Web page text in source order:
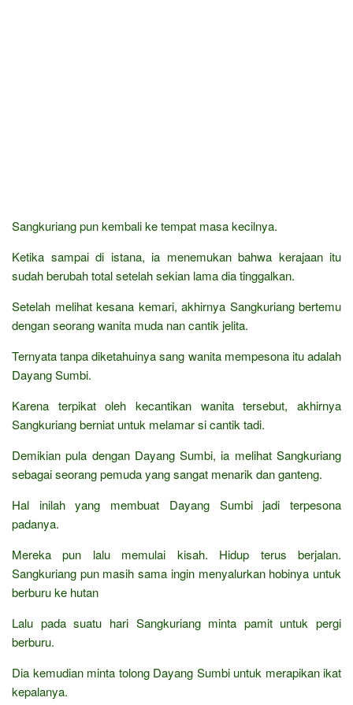
Sangkuriang pun kembali ke tempat masa kecilnya.
Ketika sampai di istana, ia menemukan bahwa kerajaan itu
sudah berubah total setelah sekian lama dia tinggalkan.
Setelah melihat kesana kemari, akhirnya Sangkuriang bertemu
dengan seorang wanita muda nan cantik jelita.
Ternyata tanpa diketahuinya sang wanita mempesona itu adalah
Dayang Sumbi.
Karena terpikat oleh kecantikan wanita tersebut, akhirnya
Sangkuriang berniat untuk melamar si cantik tadi.
Demikian pula dengan Dayang Sumbi, ia melihat Sangkuriang
sebagai seorang pemuda yang sangat menarik dan ganteng.
Hal inilah yang membuat Dayang Sumbi jadi terpesona
padanya.
Mereka pun lalu memulai kisah. Hidup terus berjalan.
Sangkuriang pun masih sama ingin menyalurkan hobinya untuk
berburu ke hutan
Lalu pada suatu hari Sangkuriang minta pamit untuk pergi
berburu.
Dia kemudian minta tolong Dayang Sumbi untuk merapikan ikat
kepalanya.